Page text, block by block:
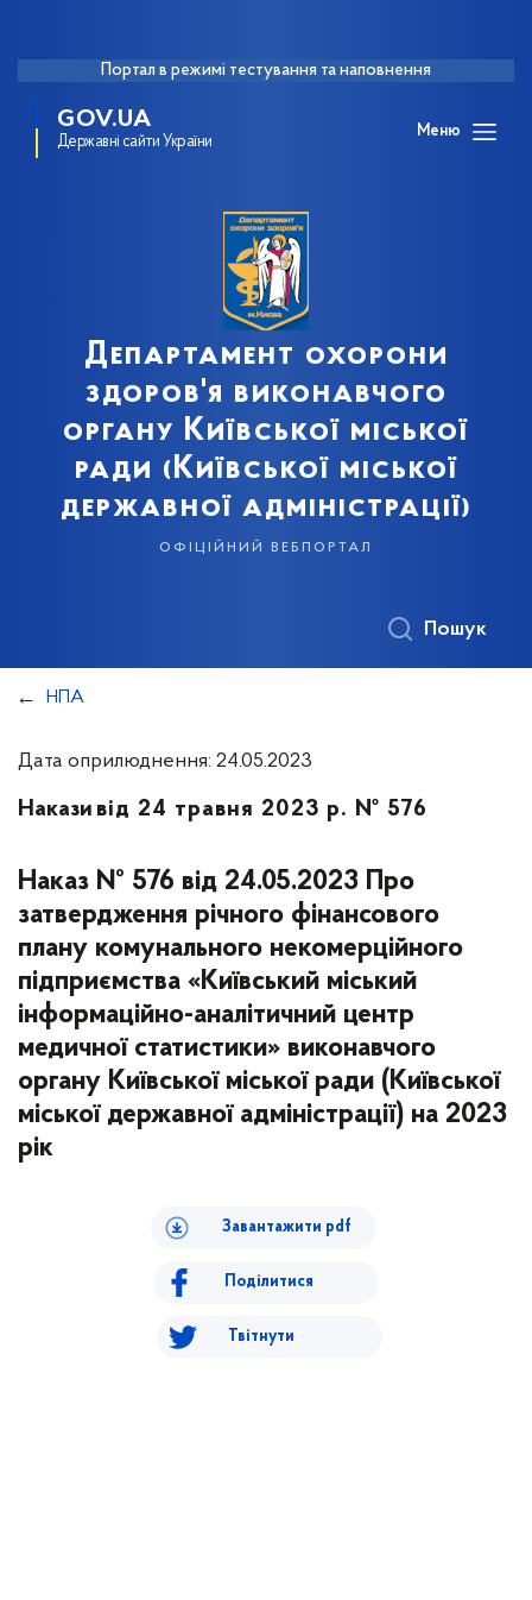
Портал в режимі тестування та наповнення
GOV.UA
Державні сайти України
Меню
Департамент охорони
здоров'я виконавчого
органу Київської міської
ради (Київської міської
державної адміністрації)
офіційний вебпортал
Пошук
НПА
Дата оприлюднення: 24.05.2023
Накази від 24 травня 2023 р. № 576
Наказ № 576 від 24.05.2023 Про
затвердження річного фінансового
плану комунального некомерційного
підприємства «Київський міський
інформаційно-аналітичний центр
медичної статистики» виконавчого
органу Київської міської ради (Київської
міської державної адміністрації) на 2023
рік
Завантажити pdf
Поділитися
Твітнути